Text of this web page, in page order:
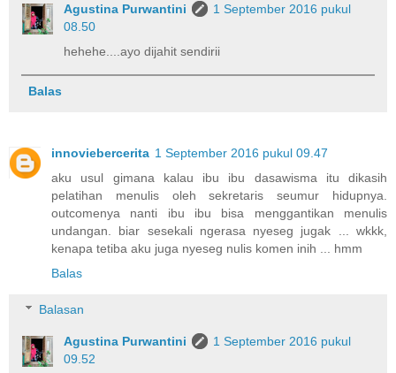
Agustina Purwantini
1 September 2016 pukul
08.50
hehehe....ayo dijahit sendirii
Balas
innoviebercerita 1 September 2016 pukul 09.47
aku usul gimana kalau ibu ibu dasawisma itu dikasih
pelatihan menulis oleh sekretaris seumur hidupnya.
outcomenya nanti ibu ibu bisa menggantikan menulis
undangan. biar sesekali ngerasa nyeseg jugak ... wkkk,
kenapa tetiba aku juga nyeseg nulis komen inih ... hmm
Balas
Balasan
Agustina Purwantini
1 September 2016 pukul
09.52